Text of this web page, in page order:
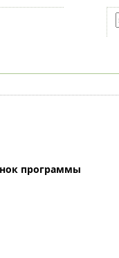
программы